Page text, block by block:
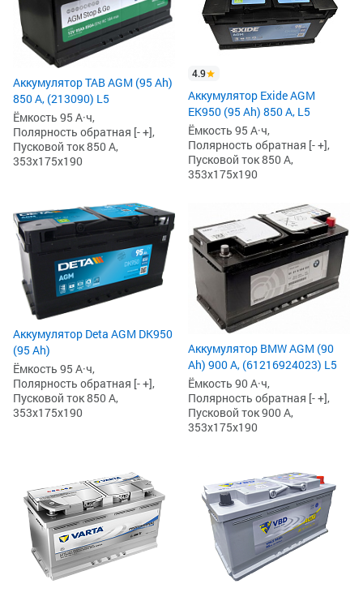
Аккумулятор TAB AGM (95 Ah)
850 А, (213090) L5
Ёмкость 95 А·ч,
Полярность обратная [- +],
Пусковой ток 850 А,
353x175x190
4.9
Аккумулятор Exide AGM
EK950 (95 Ah) 850 А, L5
Ёмкость 95 А·ч,
Полярность обратная [- +],
Пусковой ток 850 А,
353x175x190
Аккумулятор Deta AGM DK950
(95 Ah)
Ёмкость 95 А·ч,
Полярность обратная [- +],
Пусковой ток 850 А,
353x175x190
Аккумулятор BMW AGM (90
Ah) 900 А, (61216924023) L5
Ёмкость 90 А·ч,
Полярность обратная [- +],
Пусковой ток 900 А,
353x175x190